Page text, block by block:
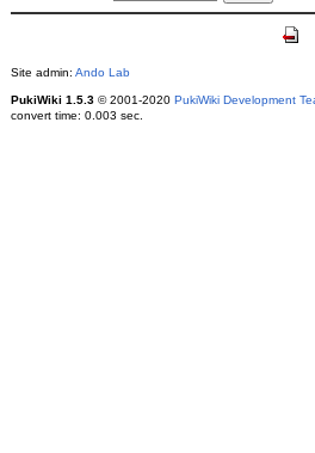
Site admin: Ando Lab
PukiWiki 1.5.3© 2001-2020 PukiWiki Development
convert time: 0.003 sec.